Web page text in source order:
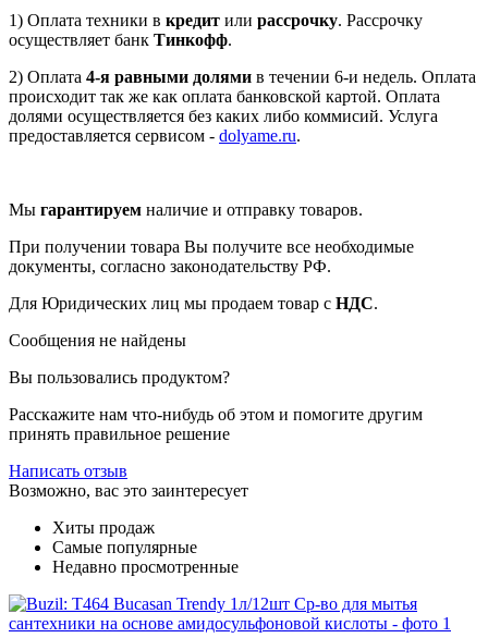
1) Оплата техники в кредит или рассрочку. Рассрочку
осуществляет банк Тинкофф.
2) Оплата 4-я равными долями в течении 6-и недель. Оплата
происходит так же как оплата банковской картой. Оплата
долями осуществляется без каких либо коммисий. Услуга
предоставляется сервисом - dolyame.ru.
Мы гарантируем наличие и отправку товаров.
При получении товара Вы получите все необходимые
документы, согласно законодательству РФ.
Для Юридических лиц мы продаем товар с НДС.
Сообщения не найдены
Вы пользовались продуктом?
Расскажите нам что-нибудь об этом и помогите другим
принять правильное решение
Написать отзыв
Возможно, вас это заинтересует
Хиты продаж
Самые популярные
Недавно просмотренные